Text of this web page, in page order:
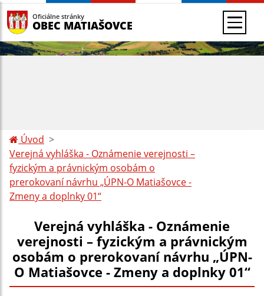
Oficiálne stránky
OBEC MATIAŠOVCE
Úvod
Verejná vyhláška - Oznámenie verejnosti –
fyzickým a právnickým osobám o
prerokovaní návrhu „ÚPN-O Matiašovce -
Zmeny a doplnky 01“
Verejná vyhláška - Oznámenie
verejnosti – fyzickým a právnickým
osobám o prerokovaní návrhu „ÚPN-
O Matiašovce - Zmeny a doplnky 01“